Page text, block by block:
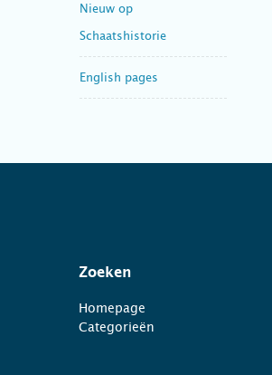
Nieuw op
Schaatshistorie
English pages
Zoeken
Homepage
Categorieën